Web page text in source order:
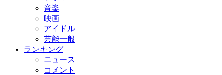
音楽
映画
アイドル
芸能一般
ランキング
ニュース
コメント